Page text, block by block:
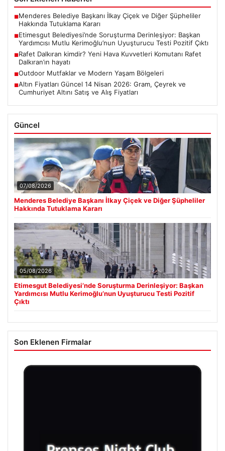
■Menderes Belediye Başkanı İlkay Çiçek ve Diğer Şüpheliler
Hakkında Tutuklama Kararı
■Etimesgut Belediyesi’nde Soruşturma Derinleşiyor: Başkan
Yardımcısı Mutlu Kerimoğlu’nun Uyuşturucu Testi Pozitif Çıktı
■Rafet Dalkıran kimdir? Yeni Hava Kuvvetleri Komutanı Rafet
Dalkıran’ın hayatı
■Outdoor Mutfaklar ve Modern Yaşam Bölgeleri
■Altın Fiyatları Güncel 14 Nisan 2026: Gram, Çeyrek ve
Cumhuriyet Altını Satış ve Alış Fiyatları
Güncel
07/08/2026
Menderes Belediye Başkanı İlkay Çiçek ve Diğer Şüpheliler
Hakkında Tutuklama Kararı
05/08/2026
Etimesgut Belediyesi’nde Soruşturma Derinleşiyor: Başkan
Yardımcısı Mutlu Kerimoğlu’nun Uyuşturucu Testi Pozitif
Çıktı
Son Eklenen Firmalar